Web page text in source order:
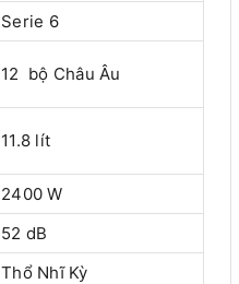
Serie 6
12 bộ Châu Âu
11.8 lít
2400 W
52 dB
Thổ Nhĩ Kỳ